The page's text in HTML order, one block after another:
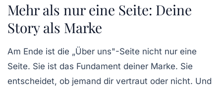
Mehr als nur eine Seite: Deine
Story als Marke
Am Ende ist die „Über uns"-Seite nicht nur eine
Seite. Sie ist das Fundament deiner Marke. Sie
entscheidet, ob jemand dir vertraut oder nicht. Und